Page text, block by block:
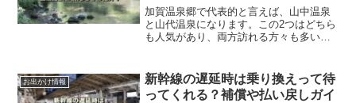
加賀温泉郷で代表的と言えば、山中温泉
と山代温泉になります。この2つはどちら
も人気があり、両方訪れる方々も多いの
ご紹介します。是非、参考にしてみてく
ださい。
お出かけ情報
新幹線の遅延時は乗り換えって待
ってくれる？補償や払い戻しガイ